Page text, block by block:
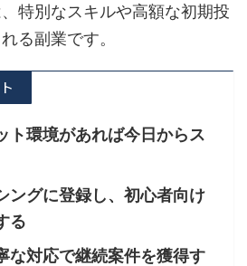
特別なスキルや高額な初期投
る副業です。
ト環境があれば今日からス
ングに登録し、初心者向け
る
な対応で継続案件を獲得す